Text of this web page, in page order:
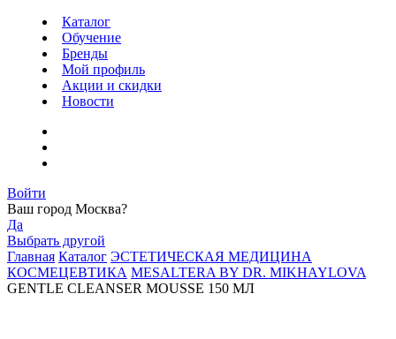
Каталог
Обучение
Бренды
Мой профиль
Акции и скидки
Новости
Войти
Ваш город Москва?
Да
Выбрать другой
Главная Каталог ЭСТЕТИЧЕСКАЯ МЕДИЦИНА
КОСМЕЦЕВТИКА MESALTERA BY DR. MIKHAYLOVA
GENTLE CLEANSER MOUSSE 150 МЛ